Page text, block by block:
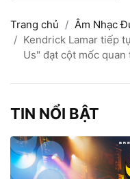
Trang chủ
Âm Nhạc
Kendrick Lamar tiếp
Us" đạt cột mốc quan
TIN NỔI BẬT